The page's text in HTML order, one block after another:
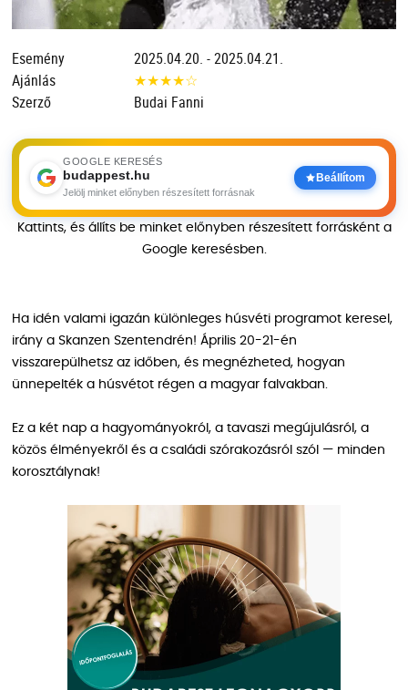
Esemény
2025.04.20. - 2025.04.21.
Ajánlás
★★★★☆
Szerző
Budai Fanni
GOOGLE KERESÉS
budappest.hu
Jelölj minket előnyben részesített forrásnak
Beállítom
Kattints, és állíts be minket előnyben részesített forrásként a
Google keresésben.
Ha idén valami igazán különleges húsvéti programot keresel,
irány a Skanzen Szentendrén! Április 20-21-én
visszarepülhetsz az időben, és megnézheted, hogyan
ünnepelték a húsvétot régen a magyar falvakban.
Ez a két nap a hagyományokról, a tavaszi megújulásról, a
közös élményekről és a családi szórakozásról szól — minden
korosztálynak!